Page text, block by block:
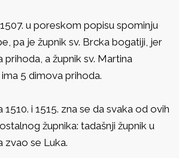
u poreskom popisu spominju
pa je župnik sv. Brcka bogatiji, jer
prihoda, a župnik sv. Martina
5 dimova prihoda.
1510. i 1515. zna se da svaka od ovih
župnika: tadašnji župnik u
zvao se Luka.